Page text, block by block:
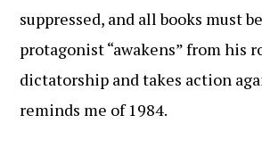
suppressed, and all books must
protagonist “awakens” from his
dictatorship and takes action
reminds me of 1984.